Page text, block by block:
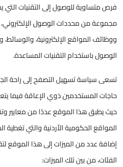
فرص متساوية للوصول إلى التقنيات
مجموعة من محددات الوصول
ووظائف المواقع الإلكترونية،
الوصول باستخدام التقنيات المساعدة.
تسعى سياسة تسهيل التصفح إلى راحة
حاجات المستخدمين ذوي الإعاقة فيما
حيث يطبق هذا الموقع عددًا من معايير
إضافة عدد من الميزات إلى هذا الموقع
الفئات، من بين تلك الميزات: